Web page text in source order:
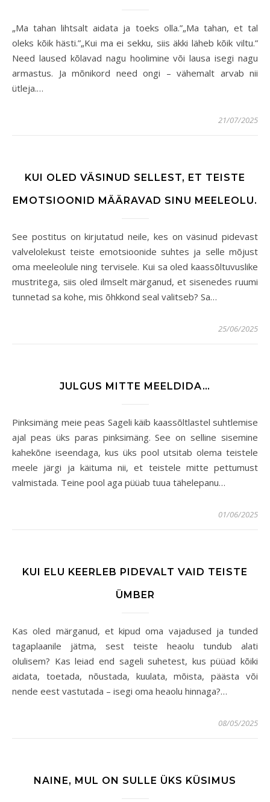
„Ma tahan lihtsalt aidata ja toeks olla.”„Ma tahan, et tal
oleks kõik hästi.”„Kui ma ei sekku, siis äkki läheb kõik viltu.”
Need laused kõlavad nagu hoolimine või lausa isegi nagu
armastus. Ja mõnikord need ongi – vähemalt arvab nii
ütleja.…
21/07/2025
KUI OLED VÄSINUD SELLEST, ET TEISTE
EMOTSIOONID MÄÄRAVAD SINU MEELEOLU.
See postitus on kirjutatud neile, kes on väsinud pidevast
valvelolekust teiste emotsioonide suhtes ja selle mõjust
oma meeleolule ning tervisele. Kui sa oled kaassõltuvuslike
mustritega, siis oled ilmselt märganud, et sisenedes ruumi
tunnetad sa kohe, mis õhkkond seal valitseb? Sa…
25/06/2025
JULGUS MITTE MEELDIDA…
Pinksimäng meie peas Sageli käib kaassõltlastel suhtlemise
ajal peas üks paras pinksimäng. See on selline sisemine
kahekõne iseendaga, kus üks pool utsitab olema teistele
meele järgi ja käituma nii, et teistele mitte pettumust
valmistada. Teine pool aga püüab tuua tähelepanu…
01/06/2025
KUI ELU KEERLEB PIDEVALT VAID TEISTE
ÜMBER
Kas oled märganud, et kipud oma vajadused ja tunded
tagaplaanile jätma, sest teiste heaolu tundub alati
olulisem? Kas leiad end sageli suhetest, kus püüad kõiki
aidata, toetada, nõustada, kuulata, mõista, päästa või
nende eest vastutada – isegi oma heaolu hinnaga?…
08/05/2025
NAINE, MUL ON SULLE ÜKS KÜSIMUS